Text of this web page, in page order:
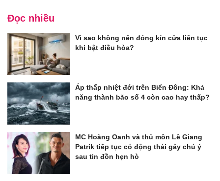
Đọc nhiều
Vì sao không nên đóng kín cửa liên tục
khi bật điều hòa?
Áp thấp nhiệt đới trên Biển Đông: Khả
năng thành bão số 4 còn cao hay thấp?
MC Hoàng Oanh và thủ môn Lê Giang
Patrik tiếp tục có động thái gây chú ý
sau tin đồn hẹn hò